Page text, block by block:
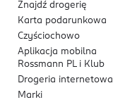
Znajdź drogerię
Karta podarunkowa
Czyściochowo
Aplikacja mobilna
Rossmann PL i Klub
Drogeria internetowa
Marki